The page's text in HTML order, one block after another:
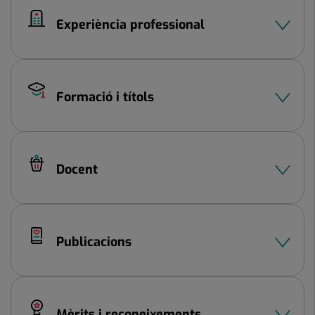
Experiència professional
Formació i títols
Docent
Publicacions